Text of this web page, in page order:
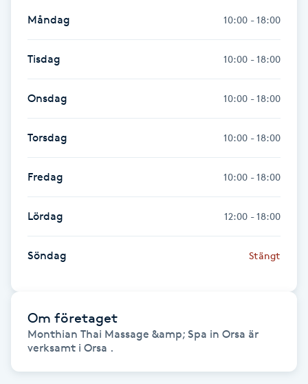
Gel naglar
Gelenaglar
Gellack
Gellack med förstärkning
Gravidmassage
Gravidyoga
Gruppträning
Gua Sha-massage
Hatha Yoga
Måndag 10:00 - 18:00
Tisdag 10:00 - 18:00
Onsdag 10:00 - 18:00
Torsdag 10:00 - 18:00
Fredag 10:00 - 18:00
Lördag 12:00 - 18:00
Söndag Stängt
Om företaget
Monthian Thai Massage &amp; Spa in Orsa är
verksamt i Orsa .